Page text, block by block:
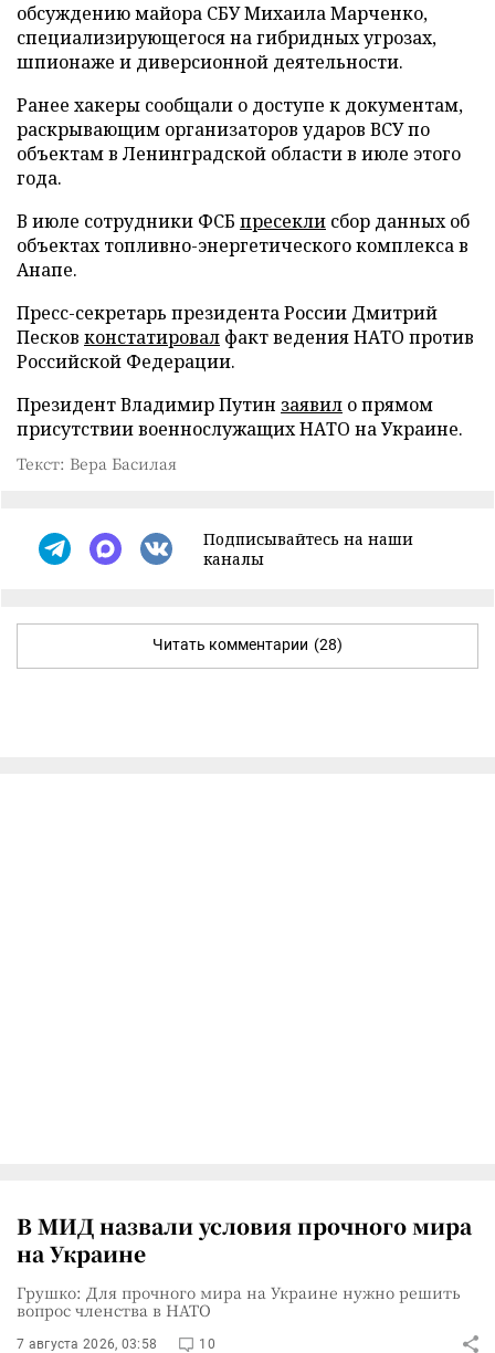
обсуждению майора СБУ Михаила Марченко,
специализирующегося на гибридных угрозах,
шпионаже и диверсионной деятельности.
Ранее хакеры сообщали о доступе к документам,
раскрывающим организаторов ударов ВСУ по
объектам в Ленинградской области в июле этого
года.
В июле сотрудники ФСБ пресекли сбор данных об
объектах топливно-энергетического комплекса в
Анапе.
Пресс-секретарь президента России Дмитрий
Песков констатировал факт ведения НАТО против
Российской Федерации.
Президент Владимир Путин заявил о прямом
присутствии военнослужащих НАТО на Украине.
Текст: Вера Басилая
Подписывайтесь на наши
каналы
Читать комментарии (28)
В МИД назвали условия прочного мира
на Украине
Грушко: Для прочного мира на Украине нужно решить
вопрос членства в НАТО
7 августа 2026, 03:58 10